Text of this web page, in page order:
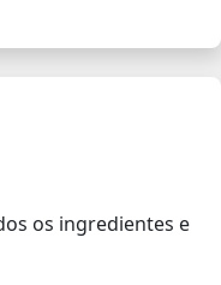
os ingredientes e